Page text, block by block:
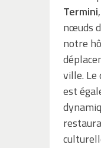
Termini
nœuds
notre
ville.
est